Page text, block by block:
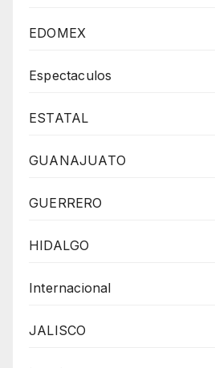
EDOMEX
Espectaculos
ESTATAL
GUANAJUATO
GUERRERO
HIDALGO
Internacional
JALISCO